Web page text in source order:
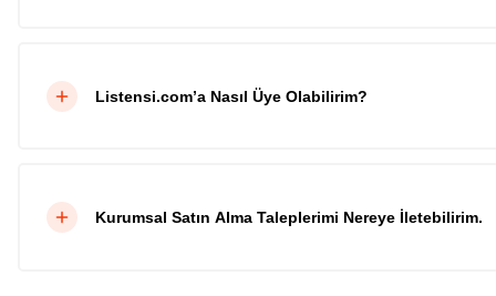
Listensi.com’a Nasıl Üye Olabilirim?
Kurumsal Satın Alma Taleplerimi Nereye İletebilirim.